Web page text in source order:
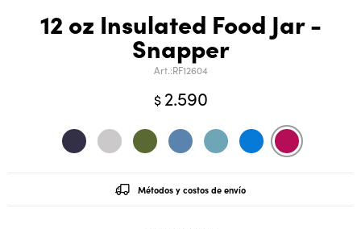
12 oz Insulated Food Jar -
Snapper
RF12604
$ 2.590
Métodos y costos de envío